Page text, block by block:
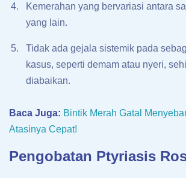
Kemerahan yang bervariasi antara
yang lain.
Tidak ada gejala sistemik pada
kasus, seperti demam atau nyeri,
diabaikan.
Baca Juga: Bintik Merah Gatal
Atasinya Cepat!
Pengobatan Ptyriasis